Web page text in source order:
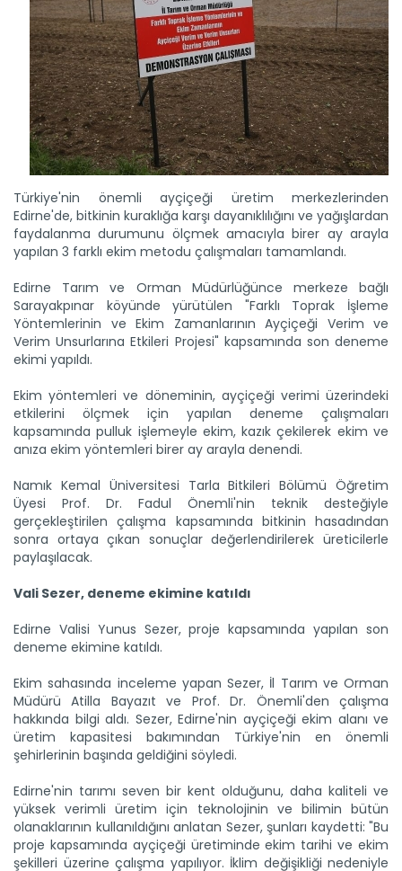
Türkiye'nin önemli ayçiçeği üretim merkezlerinden
Edirne'de, bitkinin kuraklığa karşı dayanıklılığını ve yağışlardan
faydalanma durumunu ölçmek amacıyla birer ay arayla
yapılan 3 farklı ekim metodu çalışmaları tamamlandı.
Edirne Tarım ve Orman Müdürlüğünce merkeze bağlı
Sarayakpınar köyünde yürütülen "Farklı Toprak İşleme
Yöntemlerinin ve Ekim Zamanlarının Ayçiçeği Verim ve
Verim Unsurlarına Etkileri Projesi" kapsamında son deneme
ekimi yapıldı.
Ekim yöntemleri ve döneminin, ayçiçeği verimi üzerindeki
etkilerini ölçmek için yapılan deneme çalışmaları
kapsamında pulluk işlemeyle ekim, kazık çekilerek ekim ve
anıza ekim yöntemleri birer ay arayla denendi.
Namık Kemal Üniversitesi Tarla Bitkileri Bölümü Öğretim
Üyesi Prof. Dr. Fadul Önemli'nin teknik desteğiyle
gerçekleştirilen çalışma kapsamında bitkinin hasadından
sonra ortaya çıkan sonuçlar değerlendirilerek üreticilerle
paylaşılacak.
Vali Sezer, deneme ekimine katıldı
Edirne Valisi Yunus Sezer, proje kapsamında yapılan son
deneme ekimine katıldı.
Ekim sahasında inceleme yapan Sezer, İl Tarım ve Orman
Müdürü Atilla Bayazıt ve Prof. Dr. Önemli'den çalışma
hakkında bilgi aldı. Sezer, Edirne'nin ayçiçeği ekim alanı ve
üretim kapasitesi bakımından Türkiye'nin en önemli
şehirlerinin başında geldiğini söyledi.
Edirne'nin tarımı seven bir kent olduğunu, daha kaliteli ve
yüksek verimli üretim için teknolojinin ve bilimin bütün
olanaklarının kullanıldığını anlatan Sezer, şunları kaydetti: "Bu
proje kapsamında ayçiçeği üretiminde ekim tarihi ve ekim
şekilleri üzerine çalışma yapılıyor. İklim değişikliği nedeniyle
Meralarda susuzluk bitti, göç...
Siirt'te Tarım ve Orman Bakanlığınca yürütülen "Mera Islah
ve...
Devamını Oku ->